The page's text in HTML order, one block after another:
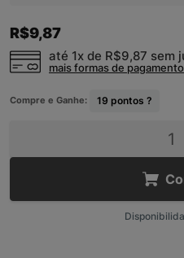
R$9,87
até 1x de R$9,87 sem
mais formas de pagamento
Compre e Ganhe: 19 pontos ?